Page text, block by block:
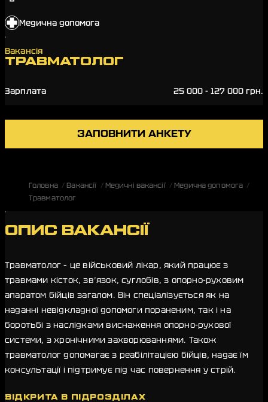
Медична допомога
Вакансія
ТРАВМАТОЛОГ
Зарплата 25 000 - 127 000 грн.
ЗАПОВНИТИ АНКЕТУ
Головна Вакансії Медичні вакансії
Медична допомога
Травматолог
ОПИС ВАКАНСІЇ
Травматолог – це військовий лікар, який працює з
травмами кісток, зв’язок, суглобів, з опорно-руховим
апаратом бійців загалом. Він спеціалізується як на
наданні невідкладної допомоги пораненим, так і на
боротьбі з наслідками виснаження опорно-рухової
системи, з хронічними захворюваннями. Також
травматолог допомагає з реабілітацією бійців, надає їм
консультації і підтримує під час повернення у стрій.
ВІДКРИТА В ПІДРОЗДІЛАХ